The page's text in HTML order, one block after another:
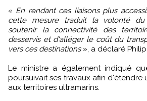
« En rendant ces liaisons plus
cette mesure traduit la volonté du
soutenir la connectivité des
desservis et d'alléger le coût du
vers ces destinations », a déclaré
Le ministre a également indiqué
poursuivait ses travaux afin d'étendre
aux territoires ultramarins.